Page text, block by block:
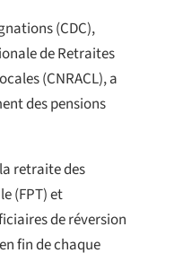
(CDC),
de Retraites
(CNRACL), a
des pensions
retraite des
(FPT) et
de réversion
fin de chaque